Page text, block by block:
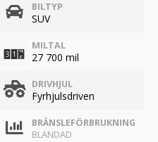
BILTYP
SUV
MILTAL
27 700 mil
DRIVHJUL
Fyrhjulsdriven
BRÄNSLEFÖRBRUKNING
BLANDAD